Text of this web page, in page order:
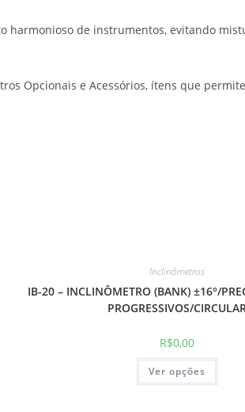
harmonioso de instrumentos, evitando
Opcionais e Acessórios, ítens que
Inclinômetros
IB-20 – INCLINÔMETRO (BANK) ±16°/
PROGRESSIVOS/
R$0,00
Ver opções
Este
tem